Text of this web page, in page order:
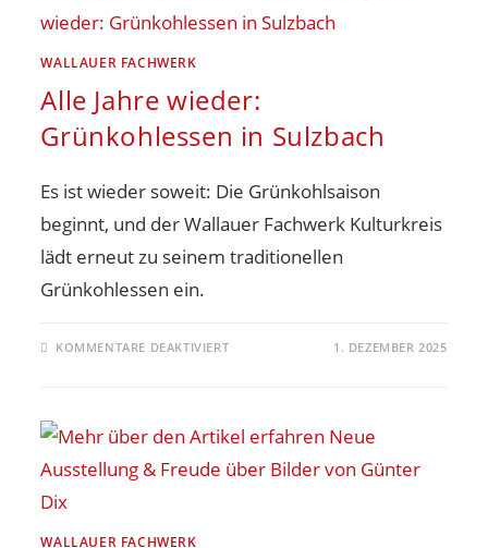
WALLAUER FACHWERK
Alle Jahre wieder:
Grünkohlessen in Sulzbach
Es ist wieder soweit: Die Grünkohlsaison
beginnt, und der Wallauer Fachwerk Kulturkreis
lädt erneut zu seinem traditionellen
Grünkohlessen ein.
KOMMENTARE DEAKTIVIERT 1. DEZEMBER 2025
WALLAUER FACHWERK